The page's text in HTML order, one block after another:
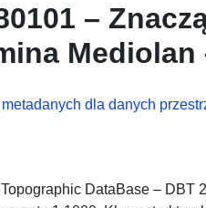
–
Mediolan
dla danych
DataBase – DBT